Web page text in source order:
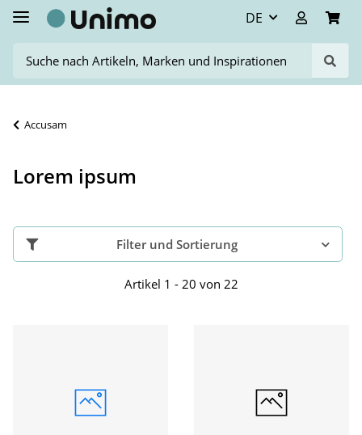
DE
Accusam
Lorem ipsum
Filter und Sortierung
Artikel 1 - 20 von 22